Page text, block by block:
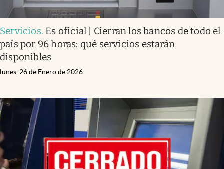
Servicios. Es oficial | Cierran los bancos de todo el
país por 96 horas: qué servicios estarán
disponibles
lunes, 26 de Enero de 2026